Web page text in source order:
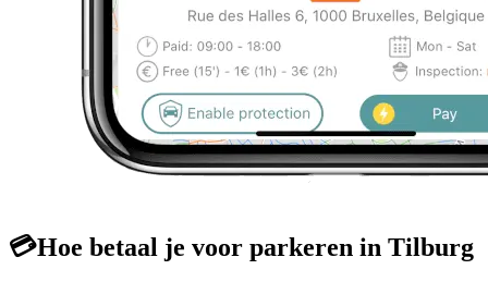
💳Hoe betaal je voor parkeren in Tilburg